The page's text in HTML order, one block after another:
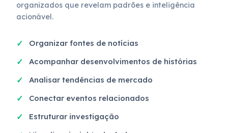
organizados que revelam padrões e inteligência
acionável.
Organizar fontes de notícias
Acompanhar desenvolvimentos de histórias
Analisar tendências de mercado
Conectar eventos relacionados
Estruturar investigação